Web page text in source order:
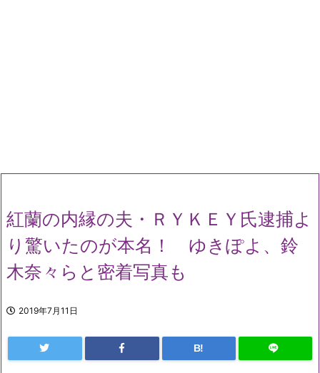
紅蘭の内縁の夫・ＲＹＫＥＹ氏逮捕よ
り驚いたのが本名！ ゆきぽよ、鈴
木奈々らと密着写真も
2019年7月11日
B!